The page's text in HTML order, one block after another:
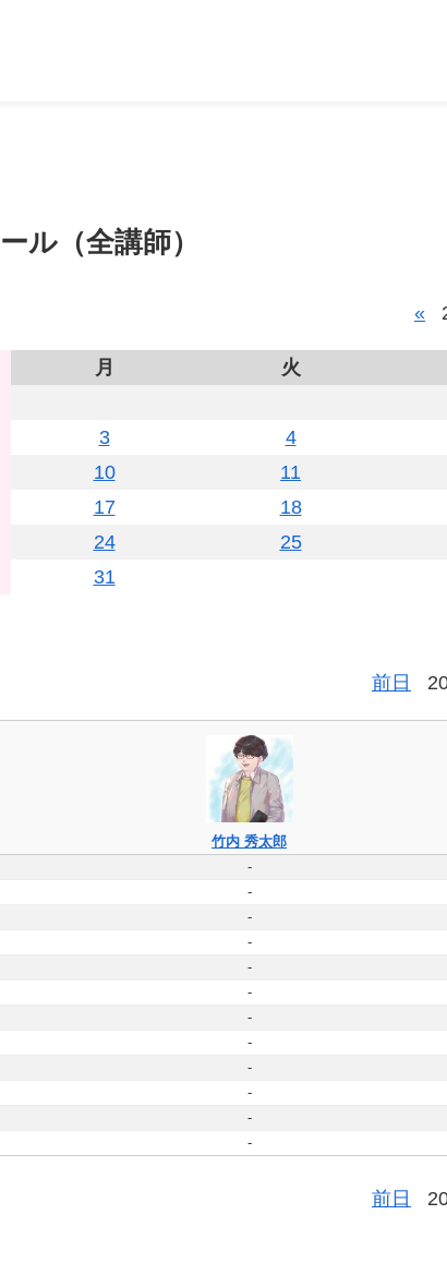
ル（全講師）
«
月 火
3 4
10 11
17 18
24 25
31
前日
竹内 秀太郎
-
-
-
-
-
-
-
-
-
-
-
-
前日